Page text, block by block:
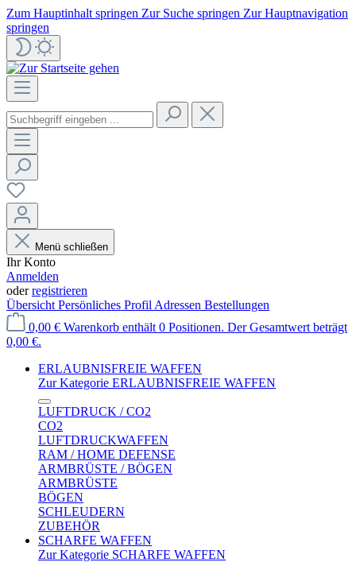
Zum Hauptinhalt springen Zur Suche springen Zur Hauptnavigation
springen
Menü schließen
Ihr Konto
Anmelden
oderregistrieren
Übersicht Persönliches Profil Adressen Bestellungen
0,00 € Warenkorb enthält 0 Positionen. Der Gesamtwert beträgt
0,00 €.
ERLAUBNISFREIE WAFFEN
Zur Kategorie ERLAUBNISFREIE WAFFEN
LUFTDRUCK / CO2
CO2
LUFTDRUCKWAFFEN
RAM / HOME DEFENSE
ARMBRÜSTE / BÖGEN
ARMBRÜSTE
BÖGEN
SCHLEUDERN
ZUBEHÖR
SCHARFE WAFFEN
Zur Kategorie SCHARFE WAFFEN